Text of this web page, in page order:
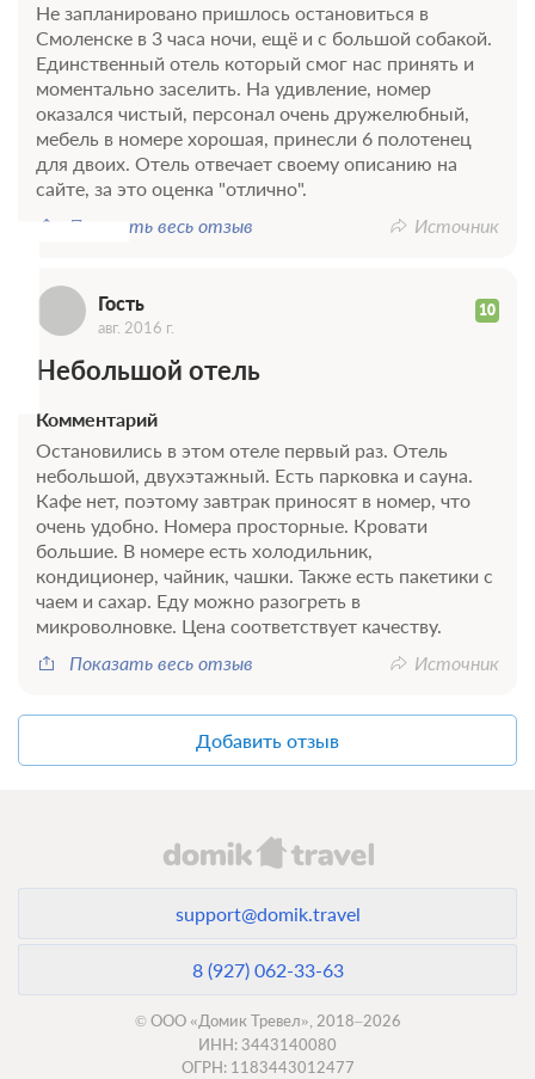
Не запланировано пришлось остановиться в
Смоленске в 3 часа ночи, ещё и с большой собакой.
Единственный отель который смог нас принять и
моментально заселить. На удивление, номер
оказался чистый, персонал очень дружелюбный,
мебель в номере хорошая, принесли 6 полотенец
для двоих. Отель отвечает своему описанию на
сайте, за это оценка "отлично".
Показать весь отзыв
Источник
Гость 10
авг. 2016 г.
Небольшой отель
Комментарий
Остановились в этом отеле первый раз. Отель
небольшой, двухэтажный. Есть парковка и сауна.
Кафе нет, поэтому завтрак приносят в номер, что
очень удобно. Номера просторные. Кровати
большие. В номере есть холодильник,
кондиционер, чайник, чашки. Также есть пакетики с
чаем и сахар. Еду можно разогреть в
микроволновке. Цена соответствует качеству.
Показать весь отзыв
Источник
Добавить отзыв
support@domik.travel
8 (927) 062-33-63
© ООО «Домик Тревел», 2018–2026
ИНН: 3443140080
ОГРН: 1183443012477